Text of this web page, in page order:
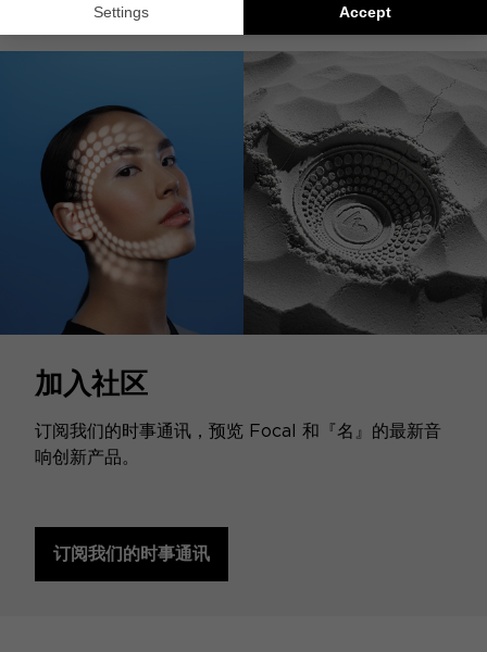
加入社区
订阅我们的时事通讯，预览 Focal 和『名』的最新音
响创新产品。
订阅我们的时事通讯